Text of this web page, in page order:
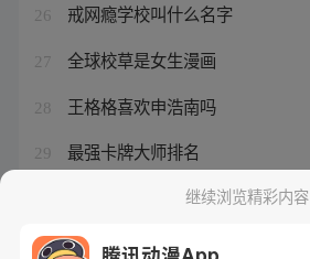
26 戒网瘾学校叫什么名字
27 全球校草是女生漫画
28 王格格喜欢申浩南吗
29 最强卡牌大师排名
穿越者的成长经历继续浏览精彩内容